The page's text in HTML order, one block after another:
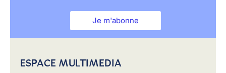
Je m'abonne
ESPACE MULTIMEDIA